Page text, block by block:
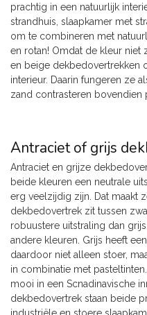
prachtig in een natuurlijk
strandhuis, slaapkamer met
om te combineren met
en rotan! Omdat de kleur niet
en beige dekbedovertrekken
interieur. Daarin fungeren ze
zand contrasteren bovendien
Antraciet of grijs
Antraciet en grijze
beide kleuren een neutrale
erg veelzijdig zijn. Dat maakt
dekbedovertrek zit tussen
robuustere uitstraling dan
andere kleuren. Grijs heeft
daardoor niet alleen stoer,
in combinatie met
mooi in een Scnadinavische
dekbedovertrek staan beide